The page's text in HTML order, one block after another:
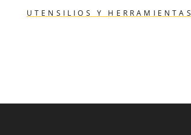
UTENSILIOS Y HERRAMIENTAS